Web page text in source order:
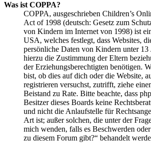
Was ist COPPA?
COPPA, ausgeschrieben Children’s
Act of 1998 (deutsch: Gesetz zum
von Kindern im Internet von 1998) ist
USA, welches festlegt, dass Websites,
persönliche Daten von Kindern unter 13
hierzu die Zustimmung der Eltern
der Erziehungsberechtigten benötigen.
bist, ob dies auf dich oder die Website,
registrieren versuchst, zutrifft, ziehe
Beistand zu Rate. Bitte beachte, dass
Besitzer dieses Boards keine
und nicht die Anlaufstelle für
Art ist; außer solchen, die unter der
mich wenden, falls es Beschwerden
zu diesem Forum gibt?“ behandelt